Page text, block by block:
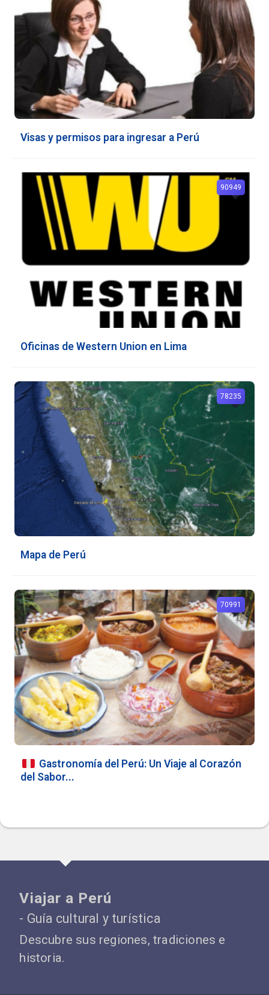
Visas y permisos para ingresar a Perú
Oficinas de Western Union en Lima
90949
Mapa de Perú
78235
Gastronomía del Perú: Un Viaje al Corazón
del Sabor...
70991
Viajar a Perú
- Guía cultural y turística
Descubre sus regiones, tradiciones e
historia.